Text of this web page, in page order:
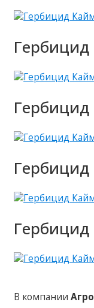
В компании